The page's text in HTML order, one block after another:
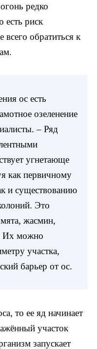
редко
есть риск
обратиться к
ос есть
озеленение
– Ряд
угнетающе
как первичному
и существованию
Это
жасмин,
Их можно
участка,
барьер от ос.
то ее яд начинает
участок
запускает